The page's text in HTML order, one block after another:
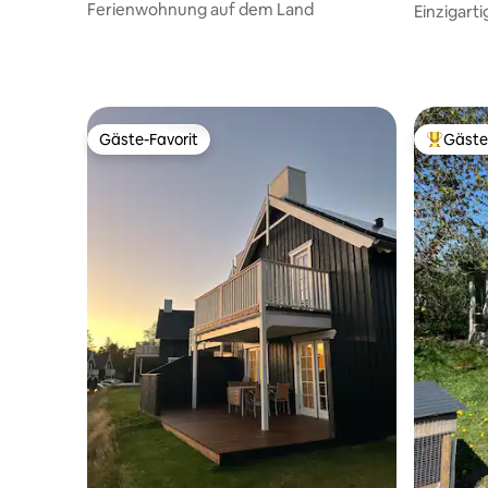
Ferienwohnung auf dem Land
Gäste-Favorit
Gäste-Favorit